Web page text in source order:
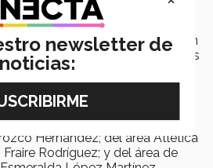
- Junio 2021, el alumno
recibió unBorrego que
Honorifica de Excelenciaa un
que participó en dos o más áreas
en las actividades
más destacados en cada
LIFE fueron: en Arte y
Hernández; del área Atlética
Rodríguez; y del área de
newsletter de
noticias: